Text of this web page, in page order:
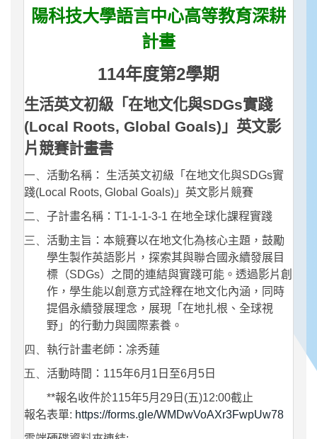
陽科技大學語言中心高等教育深耕
計畫
114年度第2學期
生活英文初級「在地文化與SDGs實踐
(Local Roots, Global Goals) 」英文影
片競賽計畫書
一、 活動名稱： 生活英文初級「在地文化與SDGs實
踐(Local Roots, Global Goals) 」英文影片競賽
二、 子計畫名稱： T1-1-1-3-1 在地全球化課程實踐
三、 活動主旨：本競賽以在地文化為核心主題，鼓勵
學生製作英語影片，探索其與聯合國永續發展目
標（SDGs）之間的連結與實踐可能。透過影片創
作，學生能以創意方式詮釋在地文化內涵，同時
提倡永續發展理念，展現「在地扎根、全球視
野」的行動力與國際素養。
四、 執行計畫老師：凃秀蓮
五、 活動時間： 115年6月 1 日至6月 5 日
**報名收件於115年5月 29 日 (五)12:00截止
報名表單: https://forms.gle/WMDwVoAXr3FwpUw78